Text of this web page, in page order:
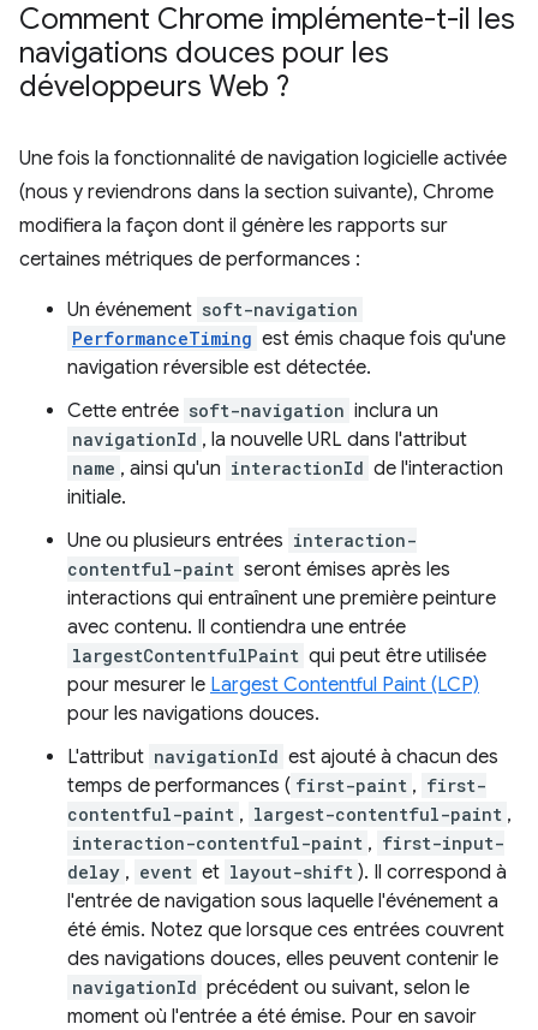
Comment Chrome implémente-t-il les
navigations douces pour les
développeurs Web ?
Une fois la fonctionnalité de navigation logicielle activée
(nous y reviendrons dans la section suivante), Chrome
modifiera la façon dont il génère les rapports sur
certaines métriques de performances :
Un événement soft-navigation
PerformanceTiming est émis chaque fois qu'une
navigation réversible est détectée.
Cette entrée soft-navigation inclura un
navigationId , la nouvelle URL dans l'attribut
name , ainsi qu'un interactionId de l'interaction
initiale.
Une ou plusieurs entrées interaction-
contentful-paint seront émises après les
interactions qui entraînent une première peinture
avec contenu. Il contiendra une entrée
largestContentfulPaint qui peut être utilisée
pour mesurer le Largest Contentful Paint (LCP)
pour les navigations douces.
L'attribut navigationId est ajouté à chacun des
temps de performances ( first-paint , first-
contentful-paint , largest-contentful-paint ,
interaction-contentful-paint , first-input-
delay , event et layout-shift ). Il correspond à
l'entrée de navigation sous laquelle l'événement a
été émis. Notez que lorsque ces entrées couvrent
des navigations douces, elles peuvent contenir le
navigationId précédent ou suivant, selon le
moment où l'entrée a été émise. Pour en savoir